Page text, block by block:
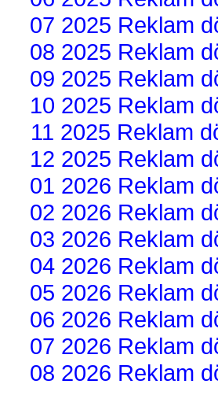
07 2025 Reklam
08 2025 Reklam
09 2025 Reklam
10 2025 Reklam
11 2025 Reklam
12 2025 Reklam
01 2026 Reklam
02 2026 Reklam
03 2026 Reklam
04 2026 Reklam
05 2026 Reklam
06 2026 Reklam
07 2026 Reklam
08 2026 Reklam